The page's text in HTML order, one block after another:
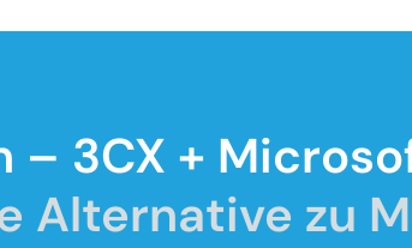
3CX +
Alternative zu